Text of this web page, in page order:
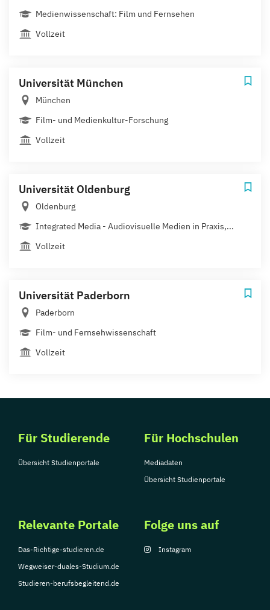
Medienwissenschaft: Film und Fernsehen
Vollzeit
Universität München
München
Film- und Medienkultur-Forschung
Vollzeit
Universität Oldenburg
Oldenburg
Integrated Media - Audiovisuelle Medien in Praxis,...
Vollzeit
Universität Paderborn
Paderborn
Film- und Fernsehwissenschaft
Vollzeit
Für Studierende
Übersicht Studienportale
Für Hochschulen
Mediadaten
Übersicht Studienportale
Relevante Portale
Das-Richtige-studieren.de
Wegweiser-duales-Studium.de
Studieren-berufsbegleitend.de
Folge uns auf
Instagram